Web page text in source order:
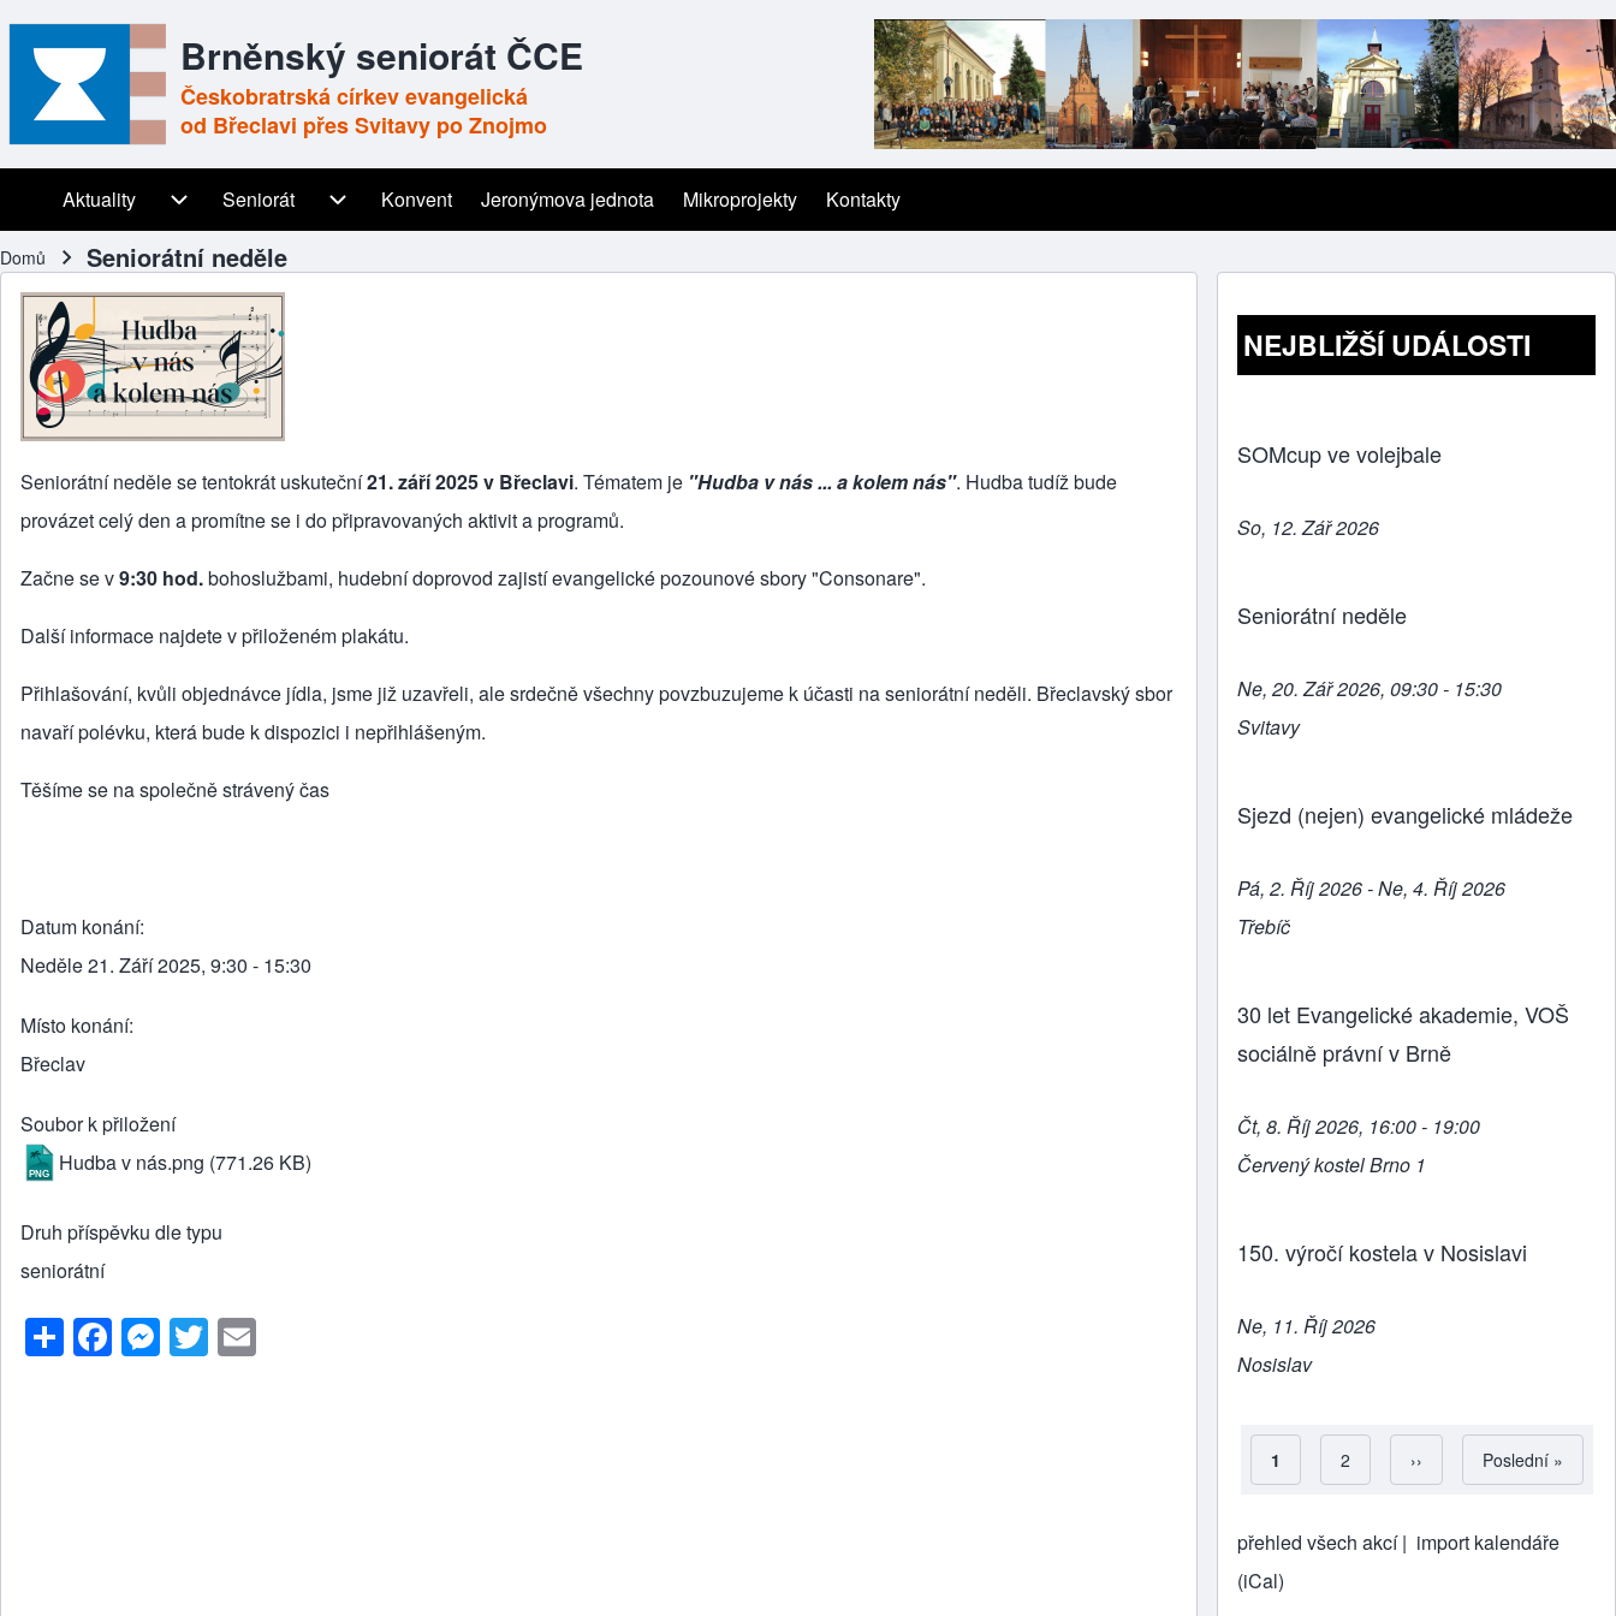
Brněnský seniorát ČCE
Českobratrská církev evangelická
od Břeclavi přes Svitavy po Znojmo
Main navigation
Aktuality
Aktuality sub-navigation
Seniorát
Seniorát sub-navigation
Konvent Jeronýmova jednota Mikroprojekty Kontakty
Drobečková navigace
Domů Seniorátní neděle
Seniorátní neděle se tentokrát uskuteční21. září 2025 v Břeclavi. Tématem je "Hudba v nás ... a kolem nás". Hudba tudíž bude
provázet celý den a promítne se i do připravovaných aktivit a programů.
Začne se v9:30 hod.bohoslužbami, hudební doprovod zajistí evangelické pozounové sbory "Consonare".
Další informace najdete vpřiloženém plakátu.
Přihlašování, kvůli objednávce jídla, jsme již uzavřeli, ale srdečně všechny povzbuzujeme k účasti na seniorátní neděli. Břeclavský sbor
navaří polévku, která bude k dispozici i nepřihlášeným.
Těšíme se na společně strávený čas
Datum konání
Neděle 21. Září 2025, 9:30 - 15:30
Místo konání
Břeclav
Soubor k přiložení
Hudba v nás.png (771.26 KB)
Druh příspěvku dle typu
seniorátní
S
h
F
a
M
e
T
wi
NEJBLIŽŠÍ UDÁLOSTI
SOMcup ve volejbale
So, 12. Zář 2026
Seniorátní neděle
Ne, 20. Zář 2026, 09:30 - 15:30
Svitavy
Sjezd (nejen) evangelické mládeže
Pá, 2. Říj 2026 - Ne, 4. Říj 2026
Třebíč
30 let Evangelické akademie, VOŠ
sociálně právní v Brně
Čt, 8. Říj 2026, 16:00 - 19:00
Červený kostel Brno 1
150. výročí kostela v Nosislavi
Ne, 11. Říj 2026
Nosislav
Pagination
Aktuální stránka
1 Strana
2 Následující stránka
›› Poslední stránka
Poslední »
přehled všech akcí | import kalendáře
(iCal)